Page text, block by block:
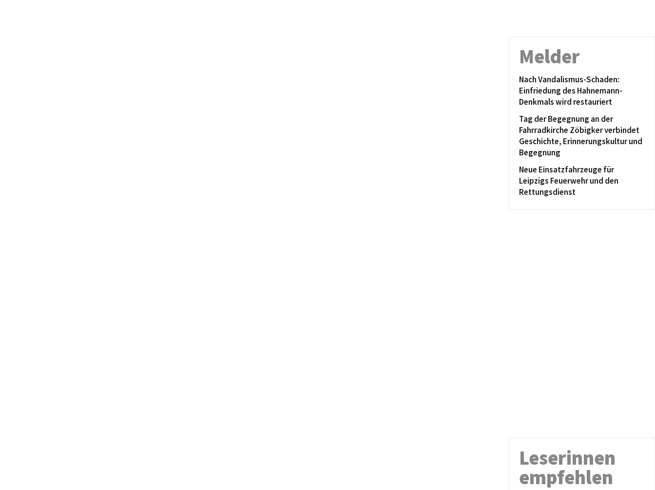
Melder
Nach Vandalismus-Schaden:
Einfriedung des Hahnemann-
Denkmals wird restauriert
Tag der Begegnung an der
Fahrradkirche Zöbigker verbindet
Geschichte, Erinnerungskultur und
Begegnung
Neue Einsatzfahrzeuge für
Leipzigs Feuerwehr und den
Rettungsdienst
Leserinnen
empfehlen